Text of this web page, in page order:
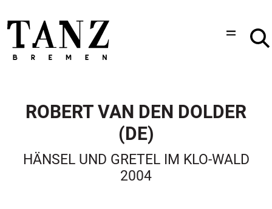
ROBERT VAN DEN DOLDER
(DE)
HÄNSEL UND GRETEL IM KLO-WALD
2004